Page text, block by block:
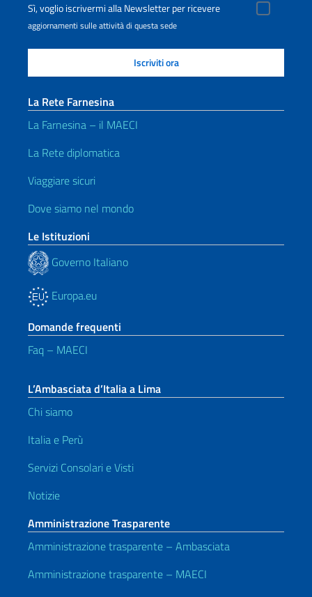
Sì, voglio iscrivermi alla Newsletter per ricevere
aggiornamenti sulle attività di questa sede
La Rete Farnesina
La Farnesina – il MAECI
La Rete diplomatica
Viaggiare sicuri
Dove siamo nel mondo
Le Istituzioni
Governo Italiano
Europa.eu
Domande frequenti
Faq – MAECI
L’Ambasciata d’Italia a Lima
Chi siamo
Italia e Perù
Servizi Consolari e Visti
Notizie
Amministrazione Trasparente
Amministrazione trasparente – Ambasciata
Amministrazione trasparente – MAECI